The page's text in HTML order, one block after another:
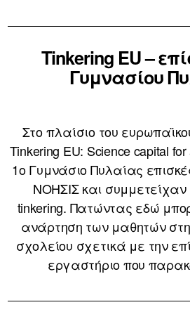
Tinkering EU –
Γυμνασίου
Στο πλαίσιο του
Tinkering EU: Science capital
1ο Γυμνάσιο Πυλαίας
ΝΟΗΣΙΣ και
tinkering. Πατώντας εδώ
ανάρτηση των μαθητών
σχολείου σχετικά με την
εργαστήριο που